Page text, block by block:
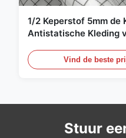
1/2 Keperstof 5mm de
Antistatische Kleding
Vind de beste
Stuur